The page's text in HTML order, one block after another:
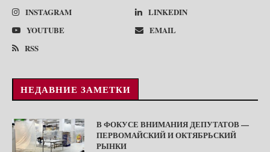
INSTAGRAM
LINKEDIN
YOUTUBE
EMAIL
RSS
НЕДАВНИЕ ЗАМЕТКИ
В ФОКУСЕ ВНИМАНИЯ ДЕПУТАТОВ —
ПЕРВОМАЙСКИЙ И ОКТЯБРЬСКИЙ
РЫНКИ